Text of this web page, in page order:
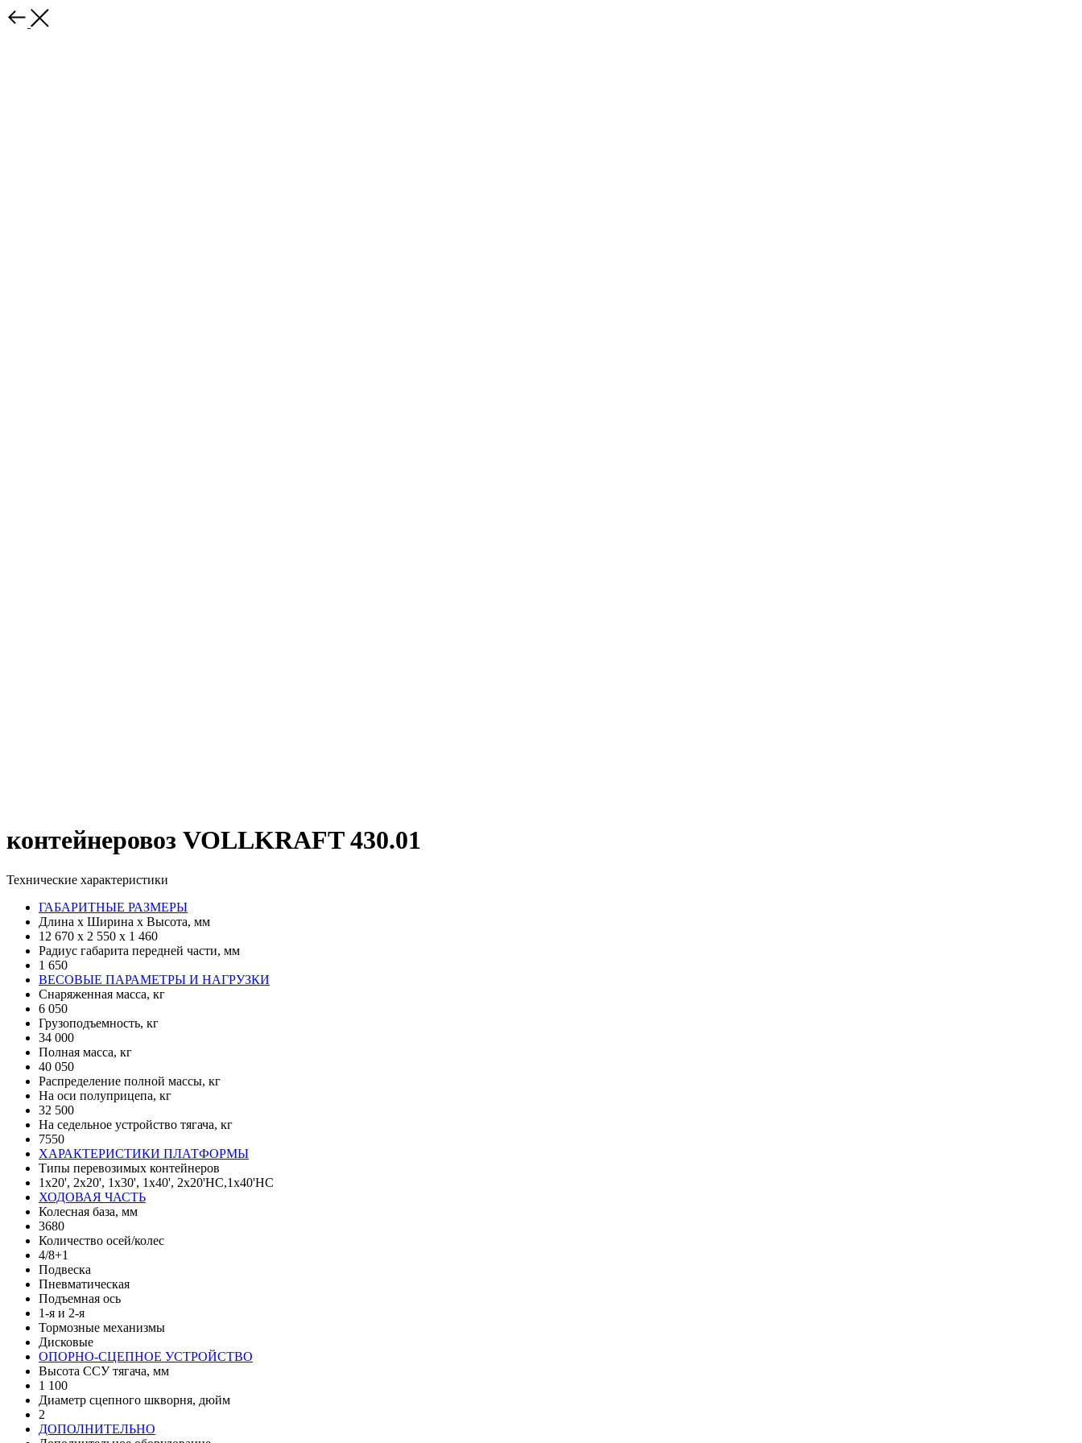
контейнеровоз VOLLKRAFT 430.01
Технические характеристики
ГАБАРИТНЫЕ РАЗМЕРЫ
Длина х Ширина х Высота, мм
12 670 х 2 550 х 1 460
Радиус габарита передней части, мм
1 650
ВЕСОВЫЕ ПАРАМЕТРЫ И НАГРУЗКИ
Снаряженная масса, кг
6 050
Грузоподъемность, кг
34 000
Полная масса, кг
40 050
Распределение полной массы, кг
На оси полуприцепа, кг
32 500
На седельное устройство тягача, кг
7550
ХАРАКТЕРИСТИКИ ПЛАТФОРМЫ
Типы перевозимых контейнеров
1х20', 2x20', 1х30', 1х40', 2x20'HC,1х40'HC
ХОДОВАЯ ЧАСТЬ
Колесная база, мм
3680
Количество осей/колес
4/8+1
Подвеска
Пневматическая
Подъемная ось
1-я и 2-я
Тормозные механизмы
Дисковые
ОПОРНО-СЦЕПНОЕ УСТРОЙСТВО
Высота ССУ тягача, мм
1 100
Диаметр сцепного шкворня, дюйм
2
ДОПОЛНИТЕЛЬНО